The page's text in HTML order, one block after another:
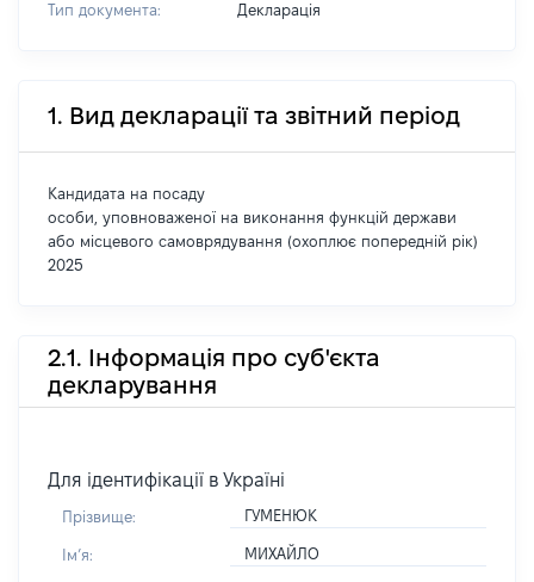
Тип документа: Декларація
1. Вид декларації та звітний період
Кандидата на посаду
особи, уповноваженої на виконання функцій держави
або місцевого самоврядування (охоплює попередній рік)
2025
2.1. Інформація про суб'єкта
декларування
Для ідентифікації в Україні
Прізвище: ГУМЕНЮК
Імʼя: МИХАЙЛО